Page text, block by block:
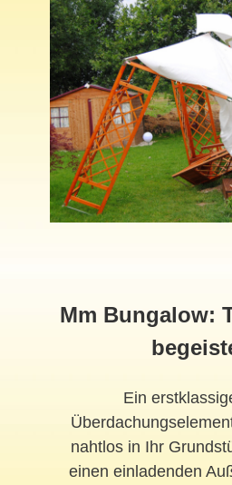
Mm Bungalow:
Ein
nahtlos in Ihr
einen einladenden